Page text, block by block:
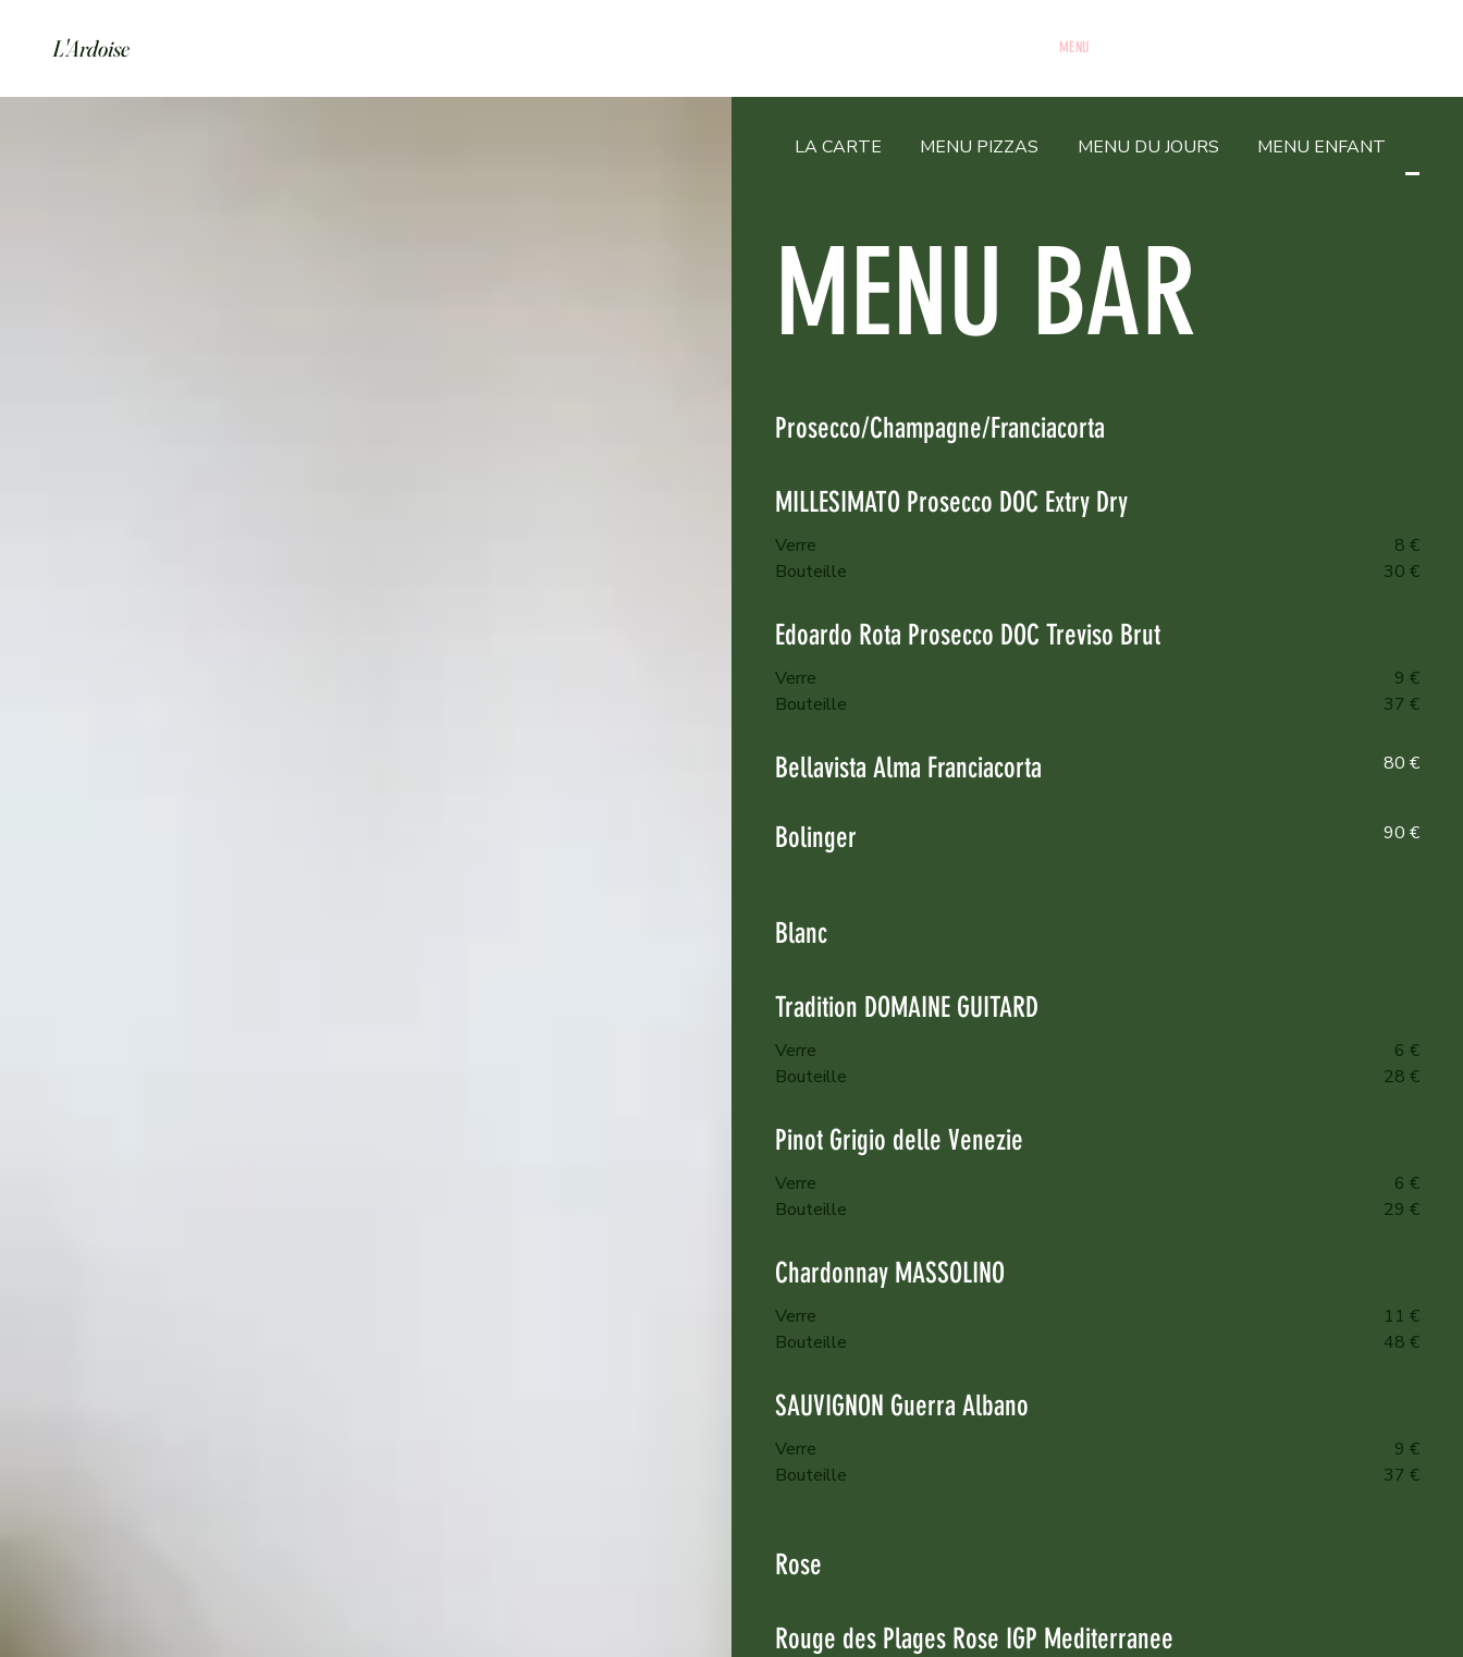
L'Ardoise MENU
LA CARTE MENU PIZZAS MENU DU JOURS MENU ENFANT
MENU BAR
Prosecco/Champagne/Franciacorta
MILLESIMATO Prosecco DOC Extry Dry
Verre
8 €
Bouteille
30 €
Edoardo Rota Prosecco DOC Treviso Brut
Verre
9 €
Bouteille
37 €
Bellavista Alma Franciacorta 80 €
Bolinger 90 €
Blanc
Tradition DOMAINE GUITARD
Verre
6 €
Bouteille
28 €
Pinot Grigio delle Venezie
Verre
6 €
Bouteille
29 €
Chardonnay MASSOLINO
Verre
11 €
Bouteille
48 €
SAUVIGNON Guerra Albano
Verre
9 €
Bouteille
37 €
Rose
Rouge des Plages Rose IGP Mediterranee